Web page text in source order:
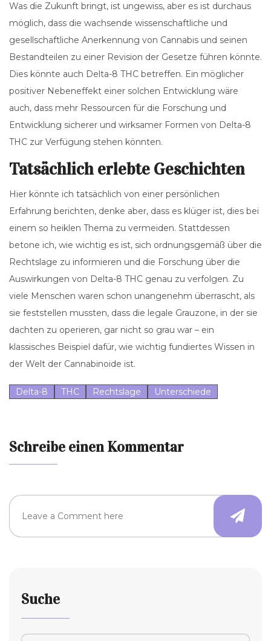
Was die Zukunft bringt, ist ungewiss, aber es ist durchaus
möglich, dass die wachsende wissenschaftliche und
gesellschaftliche Anerkennung von Cannabis und seinen
Bestandteilen zu einer Revision der Gesetze führen könnte.
Dies könnte auch Delta-8 THC betreffen. Ein möglicher
positiver Nebeneffekt einer solchen Entwicklung wäre
auch, dass mehr Ressourcen für die Forschung und
Entwicklung sicherer und wirksamer Formen von Delta-8
THC zur Verfügung stehen könnten.
Tatsächlich erlebte Geschichten
Hier könnte ich tatsächlich von einer persönlichen
Erfahrung berichten, denke aber, dass es klüger ist, dies bei
einem so heiklen Thema zu vermeiden. Stattdessen
betone ich, wie wichtig es ist, sich ordnungsgemäß über die
Rechtslage zu informieren und die Forschung über die
Auswirkungen von Delta-8 THC genau zu verfolgen. Zu
viele Menschen waren schon unangenehm überrascht, als
sie feststellen mussten, dass die legale Grauzone, in der sie
dachten zu operieren, gar nicht so grau war – ein
klassisches Beispiel dafür, wie wichtig fundiertes Wissen in
der Welt der Cannabinoide ist.
Delta-8 THC Rechtslage Unterschiede
Schreibe einen Kommentar
Suche